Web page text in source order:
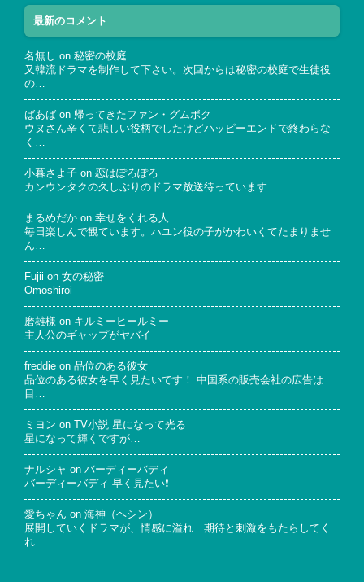
最新のコメント
名無し on 秘密の校庭
又韓流ドラマを制作して下さい。次回からは秘密の校庭で生徒役
の…
ばあば on 帰ってきたファン・グムボク
ウヌさん辛くて悲しい役柄でしたけどハッピーエンドで終わらな
く…
小暮さよ子 on 恋はぽろぽろ
カンウンタクの久しぶりのドラマ放送待っています
まるめだか on 幸せをくれる人
毎日楽しんで観ています。ハユン役の子がかわいくてたまりませ
ん…
Fujii on 女の秘密
Omoshiroi
磨雄様 on キルミーヒールミー
主人公のギャップがヤバイ
freddie on 品位のある彼女
品位のある彼女を早く見たいです！ 中国系の販売会社の広告は
目…
ミヨン on
TV小説 星になって光る
星になって輝くですが…
ナルシャ on バーディーバディ
バーディーバディ 早く見たい❗
愛ちゃん on 海神（ヘシン）
展開していくドラマが、情感に溢れ 期待と刺激をもたらしてく
れ…